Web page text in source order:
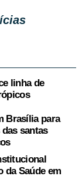
linha de
Brasília para
santas
da Saúde em